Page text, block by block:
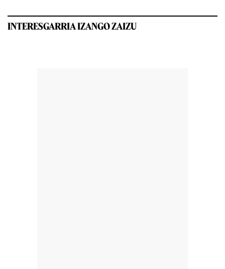
INTERESGARRIA IZANGO ZAIZU